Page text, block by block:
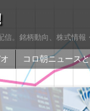
信。銘柄動向、株式情
コロ朝ニュース